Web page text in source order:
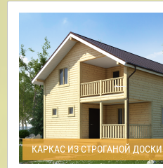
КАРКАС ИЗ СТРОГАНОЙ ДОСКИ